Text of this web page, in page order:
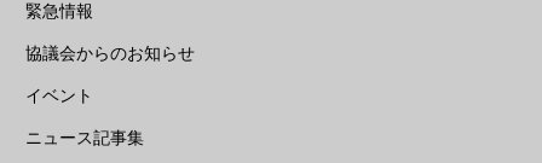
緊急情報
協議会からのお知らせ
イベント
ニュース記事集